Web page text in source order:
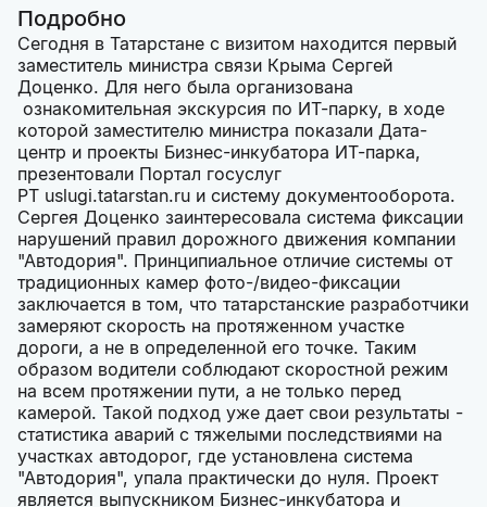
Подробно
Сегодня в Татарстане с визитом находится первый
заместитель министра связи Крыма Сергей
Доценко. Для него была организована
ознакомительная экскурсия по ИТ-парку, в ходе
которой заместителю министра показали Дата-
центр и проекты Бизнес-инкубатора ИТ-парка,
презентовали Портал госуслуг
РТ uslugi.tatarstan.ru и систему документооборота.
Сергея Доценко заинтересовала система фиксации
нарушений правил дорожного движения компании
"Автодория". Принципиальное отличие системы от
традиционных камер фото-/видео-фиксации
заключается в том, что татарстанские разработчики
замеряют скорость на протяженном участке
дороги, а не в определенной его точке. Таким
образом водители соблюдают скоростной режим
на всем протяжении пути, а не только перед
камерой. Такой подход уже дает свои результаты -
статистика аварий с тяжелыми последствиями на
участках автодорог, где установлена система
"Автодория", упала практически до нуля. Проект
является выпускником Бизнес-инкубатора и